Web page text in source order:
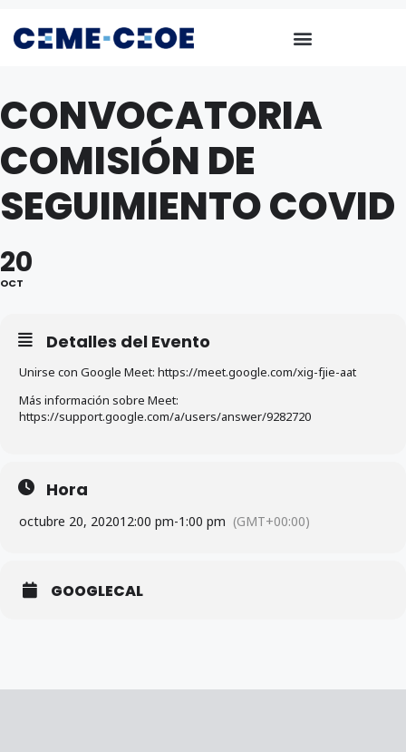
CONVOCATORIA
COMISIÓN DE
SEGUIMIENTO COVID
20
OCT
Detalles del Evento
Unirse con Google Meet: https://meet.google.com/xig-fjie-aat
Más información sobre Meet:
https://support.google.com/a/users/answer/9282720
Hora
octubre 20, 202012:00 pm-1:00 pm (GMT+00:00)
GOOGLECAL